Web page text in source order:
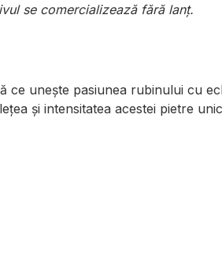
se comercializează fără lanț.
ce unește pasiunea rubinului cu
și intensitatea acestei pietre